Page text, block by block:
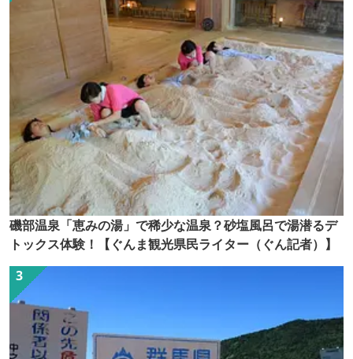
磯部温泉「恵みの湯」で稀少な温泉？砂塩風呂で湯潜るデ
トックス体験！【ぐんま観光県民ライター（ぐん記者）】